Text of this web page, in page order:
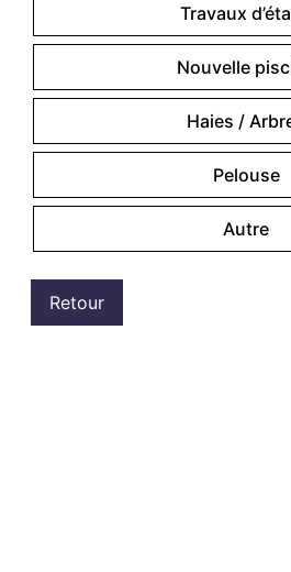
Travaux
Nouvelle
Haies /
Pelouse
Autre
Retour